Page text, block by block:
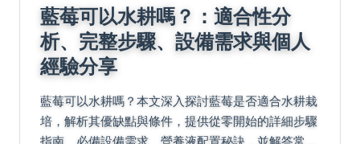
藍莓可以水耕嗎？：適合性分
析、完整步驟、設備需求與個人
經驗分享
藍莓可以水耕嗎？本文深入探討藍莓是否適合水耕栽
培，解析其優缺點與條件，提供從零開始的詳細步驟
指南、必備設備需求、營養液配置秘訣，並解答常見